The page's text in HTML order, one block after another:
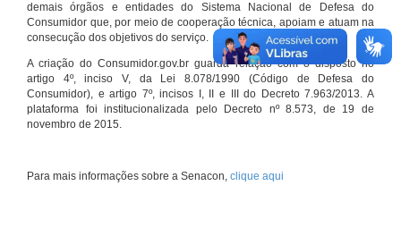
demais órgãos e entidades do Sistema Nacional de Defesa do
Consumidor que, por meio de cooperação técnica, apoiam e atuam na
consecução dos objetivos do serviço.
A criação do Consumidor.gov.br guarda relação com o disposto no
artigo 4º, inciso V, da Lei 8.078/1990 (Código de Defesa do
Consumidor), e artigo 7º, incisos I, II e III do Decreto 7.963/2013. A
plataforma foi institucionalizada pelo Decreto nº 8.573, de 19 de
novembro de 2015.
Para mais informações sobre a Senacon, clique aqui